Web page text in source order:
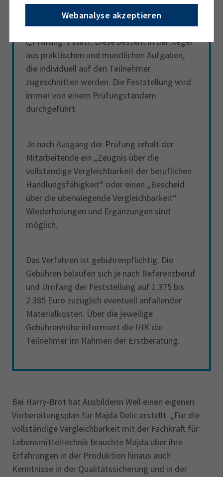
Webanalyse akzeptieren
Im Anschluss findet ein Vorgespräch mit den
Prüfern zur Vorbereitung der Feststellung
(„Prüfung“) statt. Diese besteht in der Regel
aus praktischen und mündlichen Aufgaben,
die individuell auf den Teilnehmer
zugeschnitten werden. Die Feststellung wird
immer von einem Prüfungstandem
durchgeführt.
Je nach Ausgang der Prüfung erhält der
Mitarbeitende ein „Zeugnis über die
vollständige Vergleichbarkeit der beruflichen
Handlungsfähigkeit“ oder einen „Bescheid
über die überwiegende Vergleichbarkeit“.
Wiederholungen und Ergänzungen sind
möglich.
Das Verfahren ist gebührenpflichtig. Die
Gebühren belaufen sich je nach Referenzberuf
und Umfang der Feststellung auf 1.375 bis
2.385 Euro zuzüglich eventuell anfallender
Materialkosten. Über die jeweilige
Gebührenhöhe informiert die IHK die
Teilnehmer im Rahmen der Erstberatung.
Bei Harry-Brot hat Ausbilderin Weil einen eigenen
Vorbereitungsplan für Majda Delic erstellt. „Für die
vollständige Vergleichbarkeit mit der Fachkraft für
Lebensmitteltechnik brauchte Majda über ihre
Erfahrungen in der Produktion hinaus auch
Kenntnisse in der Qualitätssicherung und in der